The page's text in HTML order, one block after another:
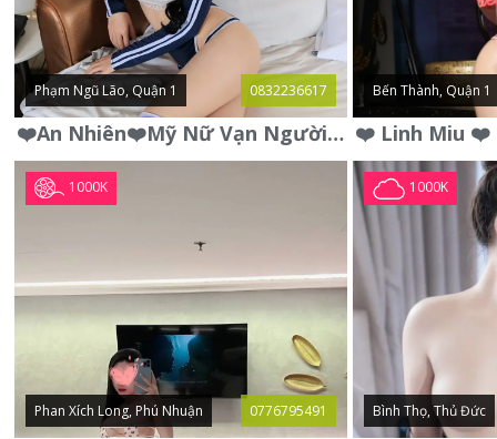
Phạm Ngũ Lão, Quận 1 0832236617
❤️An Nhiên❤️Mỹ Nữ Vạn Người Mê,Da Trắng, Mặt Xynh, Đẹp Từng
Bến Thành, Quận 1
1000K
Phan Xích Long, Phú Nhuận 0776795491
1000K
Bình Thọ, Thủ Đức